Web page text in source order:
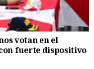
votan en el
fuerte dispositivo